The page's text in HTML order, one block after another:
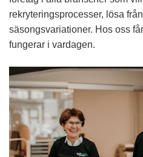
rekryteringsprocesser, lösa
säsongsvariationer. Hos oss
fungerar i vardagen.